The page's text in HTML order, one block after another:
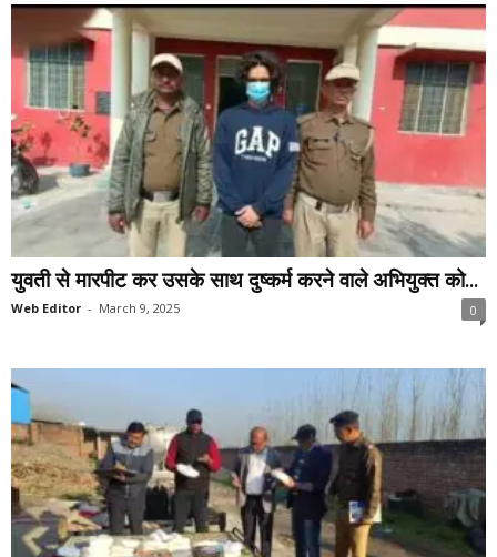
युवती से मारपीट कर उसके साथ दुष्कर्म करने वाले अभियुक्त को...
Web Editor - March 9, 2025 0